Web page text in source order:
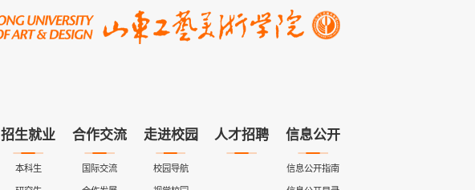
招生就业
本科生
合作交流
国际交流
走进校园
校园导航
人才招聘 信息公开
信息公开指南